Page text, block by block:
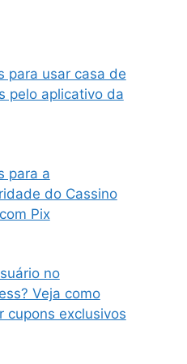
para usar casa de
pelo aplicativo da
para a
do Cassino
Pix
no
Veja como
cupons exclusivos